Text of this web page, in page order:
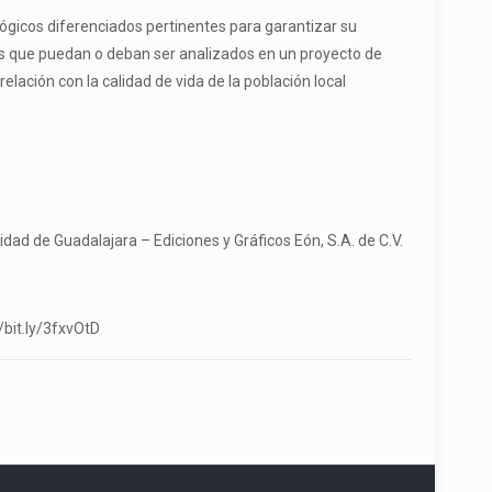
diferenciados pertinentes para garantizar su
puedan o deban ser analizados en un proyecto de
con la calidad de vida de la población local
de Guadalajara – Ediciones y Gráficos Eón, S.A. de C.V.
bit.ly/3fxvOtD